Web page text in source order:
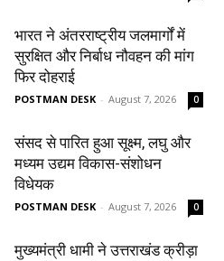
भारत ने अंतरराष्ट्रीय जलमार्गों में
सुरक्षित और निर्बाध नौवहन की मांग
फिर दोहराई
POSTMAN DESK - August 7, 2026 0
संसद से पारित हुआ सूक्ष्म, लघु और
मध्यम उद्यम विकास-संशोधन
विधेयक
POSTMAN DESK - August 7, 2026 0
मुख्यमंत्री धामी ने उत्तराखंड क्रीड़ा